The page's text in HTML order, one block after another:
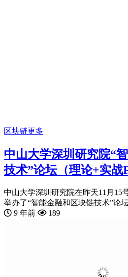
区块链更多
中山大学深圳研究院“
技术”论坛（理论+实战
中山大学深圳研究院在昨天11月15
举办了“智能金融和区块链技术”论
9 年前
189